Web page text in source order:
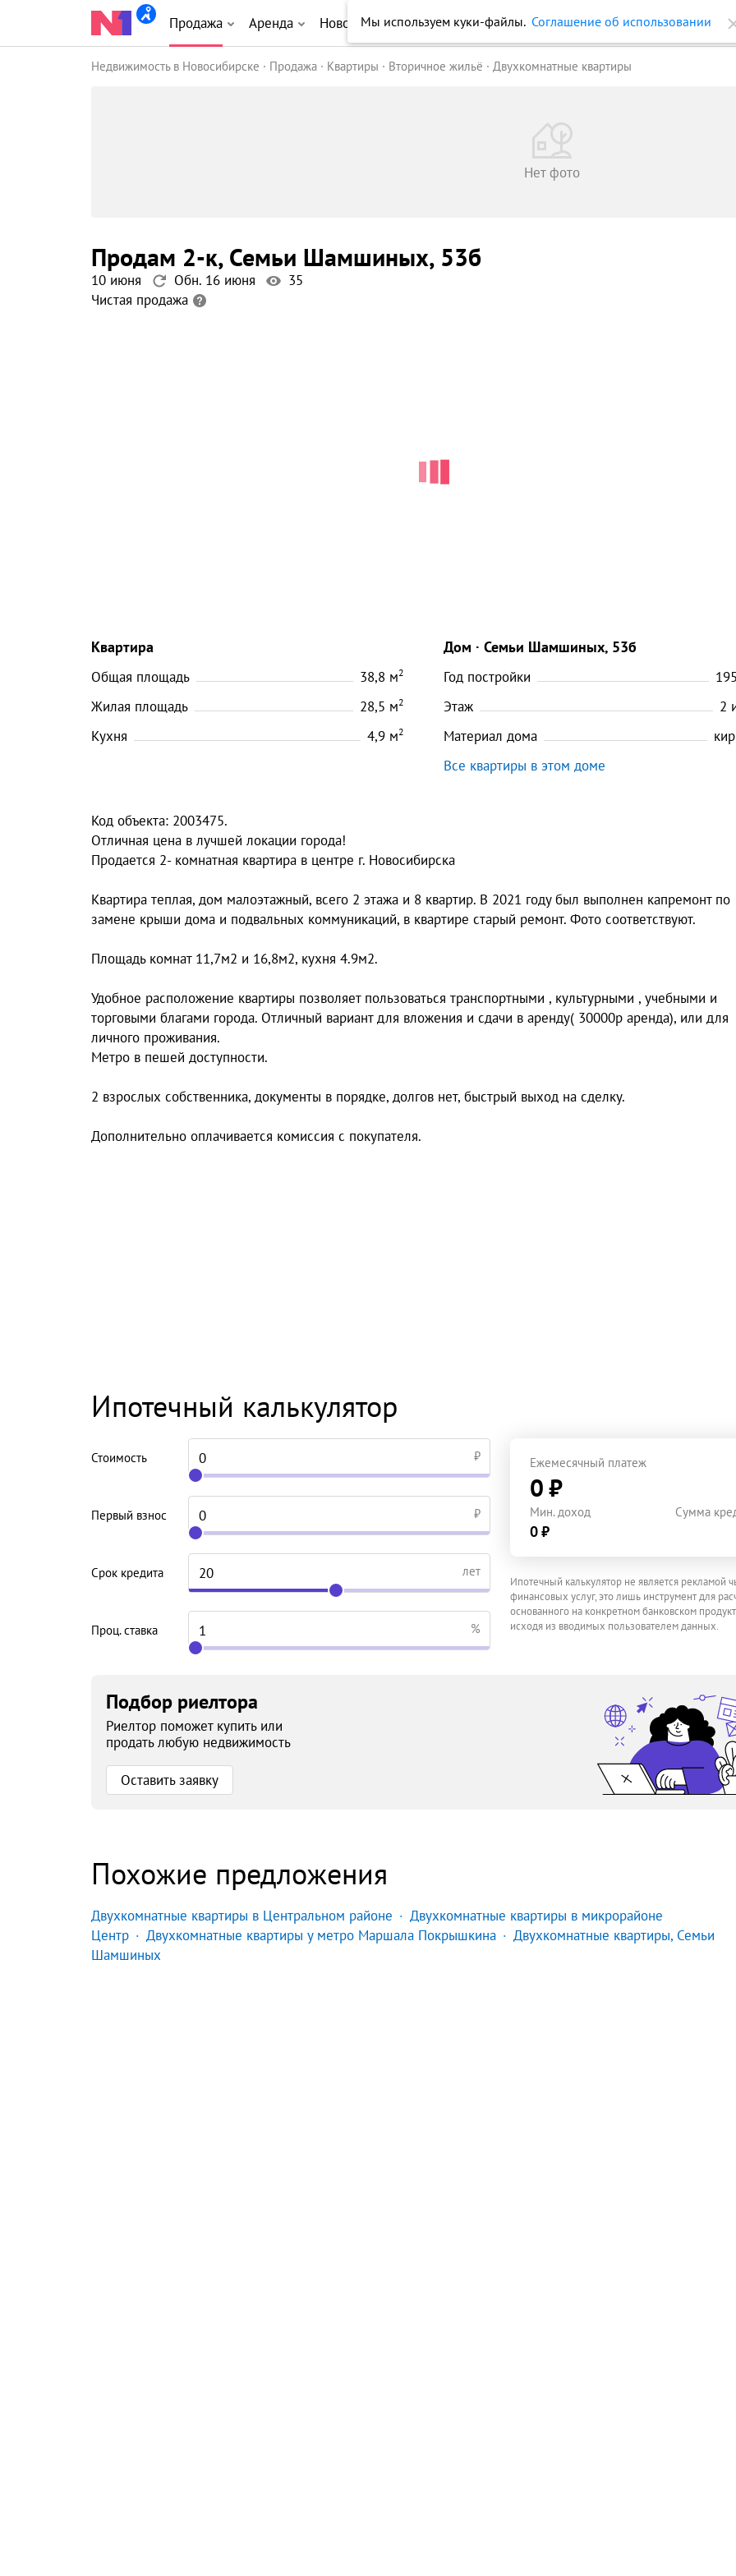
Продажа Аренда Новостройки Журнал Еще
Недвижимость в Новосибирске Продажа Квартиры Вторичное жильё Двухкомнатные квартиры
Нет фото
продам 2-к, Семьи Шамшиных, 53б
10 июня Обн. 16 июня
35
Чистая продажа
Квартира
Общая площадь 38,8 м2
Жилая площадь 28,5 м2
Кухня 4,9 м2
Дом Семьи Шамшиных, 53б
Год постройки
Этаж
2
Материал дома
Все квартиры в этом доме
Код объекта: 2003475.
Отличная цена в лучшей локации города!
Продается 2- комнатная квартира в центре г. Новосибирска
Квартира теплая, дом малоэтажный, всего 2 этажа и 8 квартир. В 2021 году был выполнен капремонт по
замене крыши дома и подвальных коммуникаций, в квартире старый ремонт. Фото соответствуют.
Площадь комнат 11,7м2 и 16,8м2, кухня 4.9м2.
Удобное расположение квартиры позволяет пользоваться транспортными , культурными , учебными и
торговыми благами города. Отличный вариант для вложения и сдачи в аренду( 30000р аренда), или для
личного проживания.
Метро в пешей доступности.
2 взрослых собственника, документы в порядке, долгов нет, быстрый выход на сделку.
Дополнительно оплачивается комиссия с покупателя.
Ипотечный калькулятор
Стоимость ₽
Первый взнос ₽
Срок кредита лет
Проц. ставка %
Ежемесячный платеж
0 ₽
Мин. доход
0 ₽
Сумма
Ипотечный калькулятор не является рекламой
финансовых услуг, это лишь инструмент для
основанного на конкретном банковском
исходя из вводимых пользователем данных.
Подбор риелтора
Риелтор поможет купить или
продать любую недвижимость
Оставить заявку
Похожие предложения
Двухкомнатные квартиры в Центральном районе
Двухкомнатные квартиры в микрорайоне
Центр
Двухкомнатные квартиры у метро Маршала Покрышкина
Двухкомнатные квартиры, Семьи
Шамшиных
Мы используем куки-файлы. Соглашение об использовании